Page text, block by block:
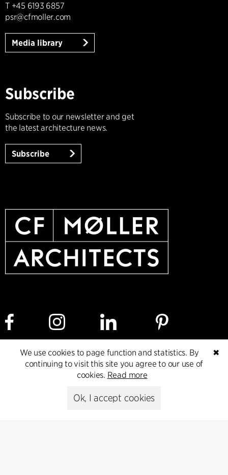
T +45 6193 6857
psr@cfmoller.com
Media library
Subscribe
Subscribe to our newsletter and get
the latest architecture news.
Subscribe
Cookie policy Data ethics policy
Privacy policy
✖
We use cookies to page function and statistics. By
continuing to visit this site you agree to our use of
cookies. Read more
Ok, I accept cookies